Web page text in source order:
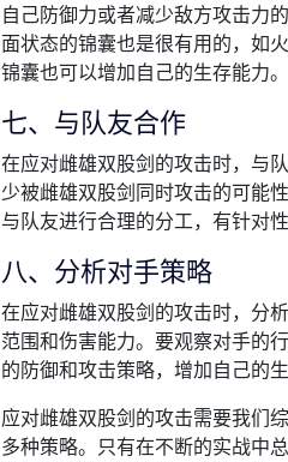
自己防御力或者减少敌方攻击力
面状态的锦囊也是很有用的，如
锦囊也可以增加自己的生存能力。
七、与队友合作
在应对雌雄双股剑的攻击时，与
少被雌雄双股剑同时攻击的可能
与队友进行合理的分工，有针对
八、分析对手策略
在应对雌雄双股剑的攻击时，分
范围和伤害能力。要观察对手的
的防御和攻击策略，增加自己的生
应对雌雄双股剑的攻击需要我们
多种策略。只有在不断的实战中